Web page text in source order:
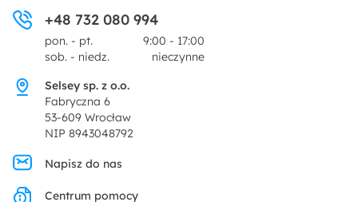
Dekoracje i akcesoria
Promocje
Zwroty
Pytania i odpowiedzi
Centrum prasowe
Regulamin
Polityka prywatności
+48 732 080 994
pon. - pt.
9:00 - 17:00
sob. - niedz.
nieczynne
Selsey sp. z o.o.
Fabryczna 6
53-609 Wrocław
NIP 8943048792
Napisz do nas
Centrum pomocy